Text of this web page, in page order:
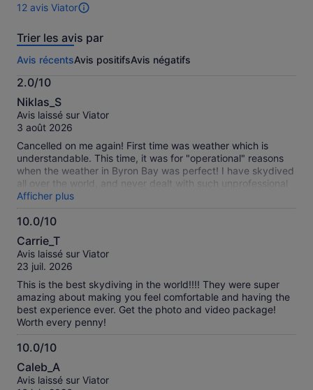
12 avis Viator
12 avis
cette
Plus
d’informations
sur
nos
avis
vérifiés
Trier les avis par
Avis récentsAvis positifsAvis négatifs
2.0/10
2.0
sur
10
Niklas_S
Avis laissé sur Viator
3 août 2026
Cancelled on me again! First time was weather which is
understandable. This time, it was for "operational" reasons
when the weather in Byron Bay was perfect! I have skydived
all over the world, and never dealt with such unprofessional
people! After receiving the "Skydive Cancellation email",
spoke with Rebecca at their service number insisting on a
REFUND which she said she would process. The next day, I
WhatsApp asking me to reschedule! Really ... only flew to Oz
from Canada for 5 days and even more upset that I had to
pay $100's of dollars extra for "high risk activity insurance"
that I cannot get a refund on so out over $600!
Afficher plus
10.0/10
10.0
sur
10
Carrie_T
Avis laissé sur Viator
23 juil. 2026
This is the best skydiving in the world!!!! They were super
amazing about making you feel comfortable and having the
best experience ever. Get the photo and video package!
Worth every penny!
10.0/10
10.0
sur
Caleb_A
Avis laissé sur Viator